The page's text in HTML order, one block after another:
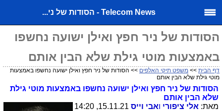
Telecom News - הסודות של ני...
הסודות של ניר חפץ ואילן ישועה נחשפו
באמצעות מוטי גילת שלא הבין אותם
דף הבית >> משפט תיקי האלפים >> הסודות של ניר חפץ ואילן ישועה נחשפו באמצעות
מוטי גילת שלא הבין אותם
הסודות של ניר חפץ ואילן ישועה נחשפו באמצעות מוטי גילת
שלא הבין אותם
מאת: אלי ציפורי ואבי וייס